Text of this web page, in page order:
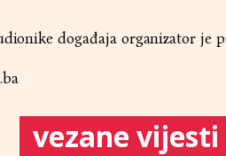
događaja organizator
vezane vijesti